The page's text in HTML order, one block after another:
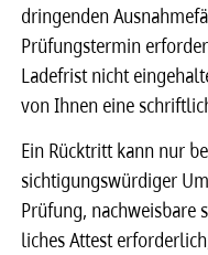
drin­gen­den
Prüfungs­ter­min
Lade­frist nicht
von Ihnen eine
Ein Rück­tritt kann nur
sich­ti­gungs­wür­di­ger
Prüfung, nach­weis­bare
li­ches Attest